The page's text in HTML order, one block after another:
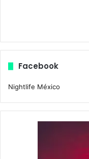
Facebook
Nightlife México